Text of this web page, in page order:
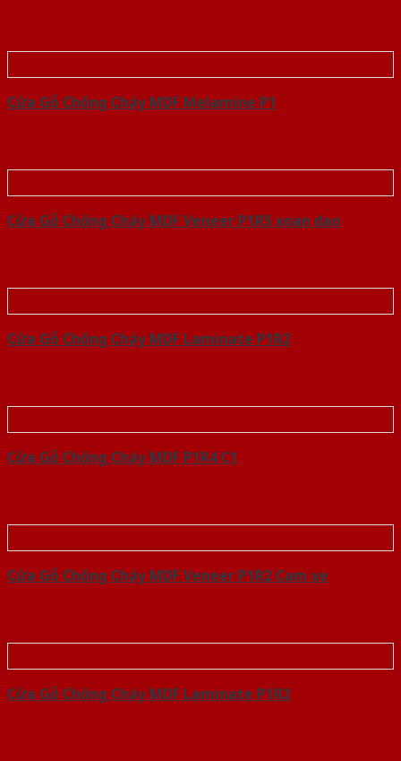
Cửa Gỗ Chống Cháy MDF Melamine P1
Cửa Gỗ Chống Cháy MDF Veneer P1R5 xoan dao
Cửa Gỗ Chống Cháy MDF Laminate P1R2
Cửa Gỗ Chống Cháy MDF P1R4 C1
Cửa Gỗ Chống Cháy MDF Veneer P1R2 Cam xe
Cửa Gỗ Chống Cháy MDF Laminate P1R2